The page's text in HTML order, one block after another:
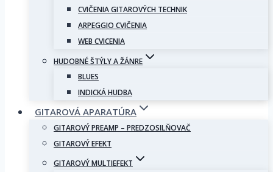
CVIČENIA GITAROVÝCH TECHNIK
ARPEGGIO CVIČENIA
WEB CVICENIA
HUDOBNÉ ŠTÝLY A ŽÁNRE
BLUES
INDICKÁ HUDBA
GITAROVÁ APARATÚRA
GITAROVÝ PREAMP – PREDZOSILŇOVAČ
GITAROVÝ EFEKT
GITAROVÝ MULTIEFEKT